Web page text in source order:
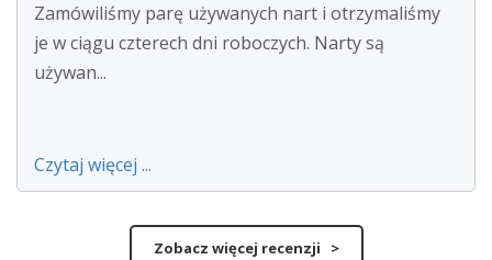
Zamówiliśmy parę używanych nart i otrzymaliśmy
je w ciągu czterech dni roboczych. Narty są
używan...
Czytaj więcej ...
Zobacz więcej recenzji >